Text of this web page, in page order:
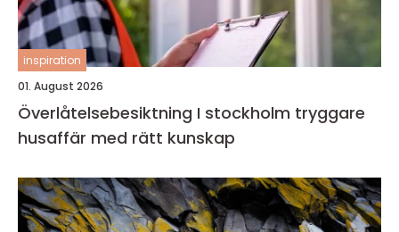
inspiration
01. August 2026
Överlåtelsebesiktning I stockholm tryggare
husaffär med rätt kunskap